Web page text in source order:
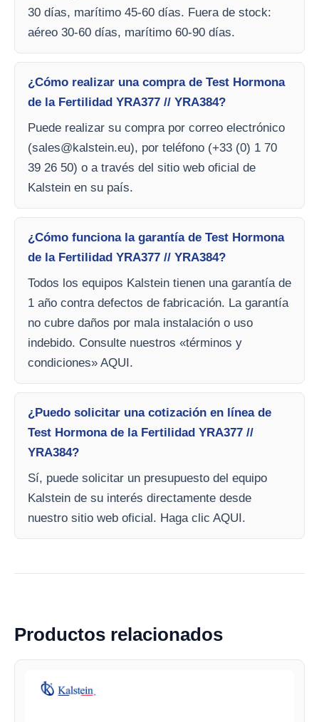
30 días, marítimo 45-60 días. Fuera de stock:
aéreo 30-60 días, marítimo 60-90 días.
¿Cómo realizar una compra de Test Hormona
de la Fertilidad YRA377 // YRA384?
Puede realizar su compra por correo electrónico
(sales@kalstein.eu), por teléfono (+33 (0) 1 70
39 26 50) o a través del sitio web oficial de
Kalstein en su país.
¿Cómo funciona la garantía de Test Hormona
de la Fertilidad YRA377 // YRA384?
Todos los equipos Kalstein tienen una garantía de
1 año contra defectos de fabricación. La garantía
no cubre daños por mala instalación o uso
indebido. Consulte nuestros «términos y
condiciones» AQUI.
¿Puedo solicitar una cotización en línea de
Test Hormona de la Fertilidad YRA377 //
YRA384?
Sí, puede solicitar un presupuesto del equipo
Kalstein de su interés directamente desde
nuestro sitio web oficial. Haga clic AQUI.
Productos relacionados